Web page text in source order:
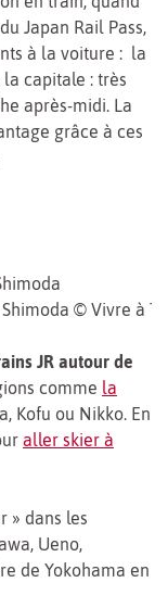
Japan Rail Pass,
à la voiture : la
capitale : très
après-midi. La
grâce à ces
© Vivre à
JR autour de
comme la
Kofu ou Nikko. En
aller skier à
» dans les
Ueno,
de Yokohama en